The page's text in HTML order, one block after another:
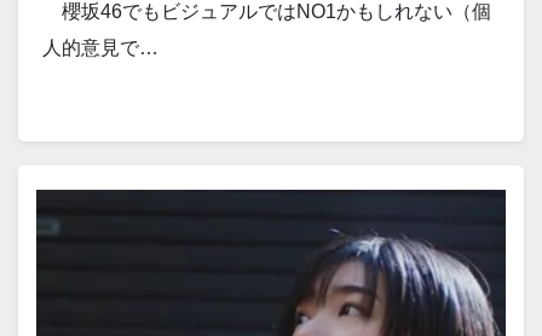
櫻坂46でもビジュアルではNO1かもしれない（個
人的意見で…